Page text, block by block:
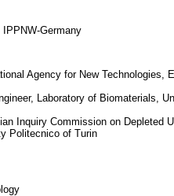
Germany
Agency for New Technologies,
Laboratory of Biomaterials,
Inquiry Commission on Depleted
Politecnico of Turin